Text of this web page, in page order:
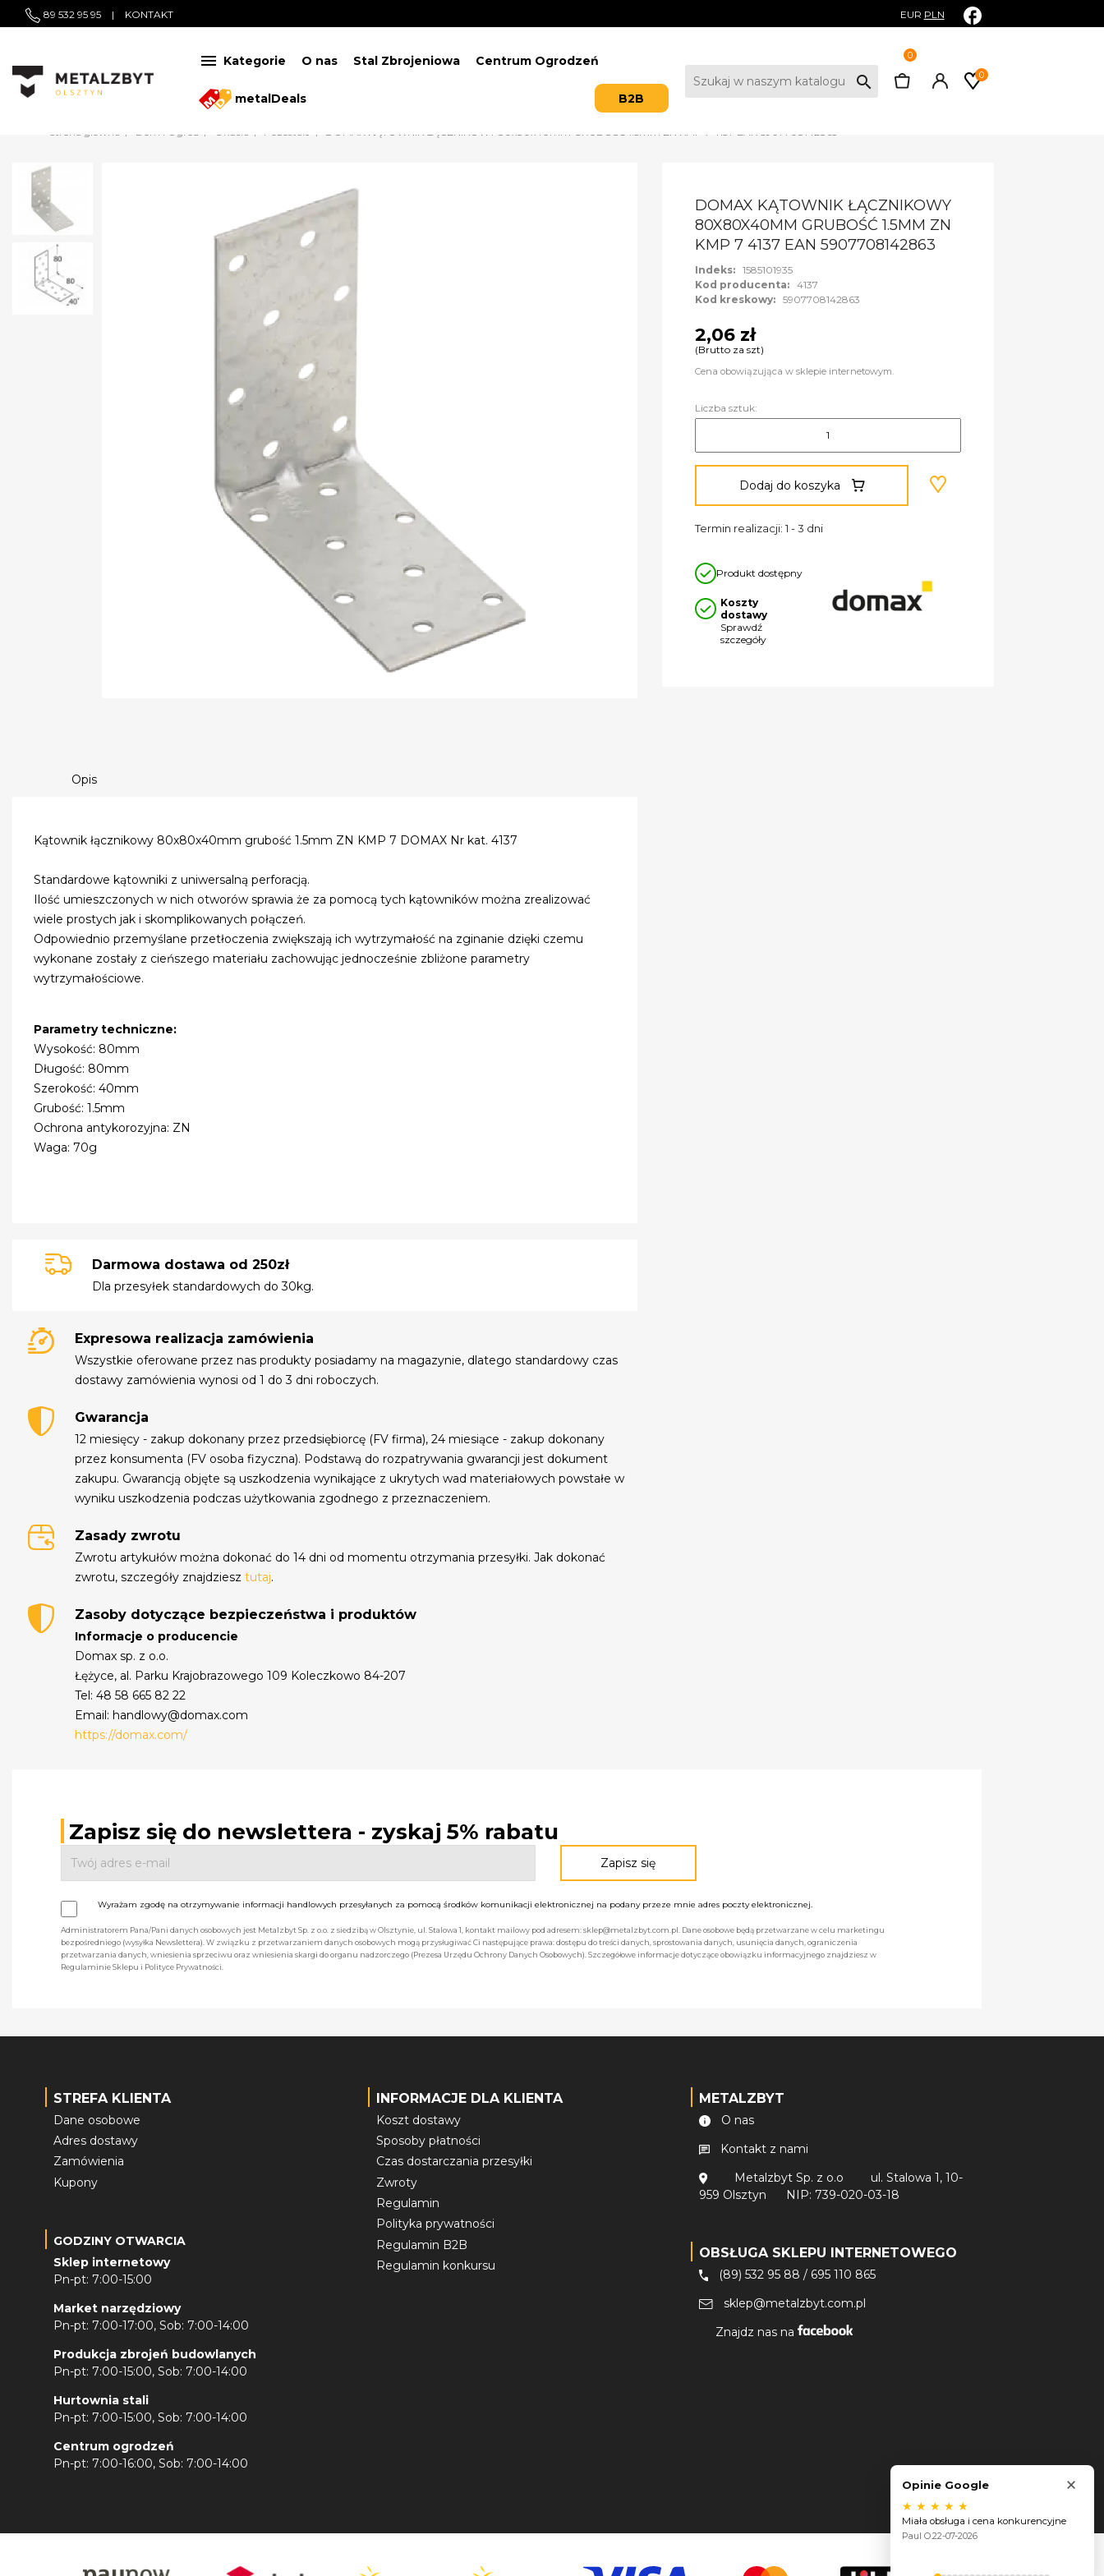
89 532 95 95 | KONTAKT EUR PLN
 Kategorie O nas Stal Zbrojeniowa Centrum Ogrodzeń
metalDeals B2B
0
0
search
Opis
Kątownik łącznikowy 80x80x40mm grubość 1.5mm ZN KMP 7 DOMAX Nr kat. 4137
Standardowe kątowniki z uniwersalną perforacją.
Ilość umieszczonych w nich otworów sprawia że za pomocą tych kątowników można zrealizować
wiele prostych jak i skomplikowanych połączeń.
Odpowiednio przemyślane przetłoczenia zwiększają ich wytrzymałość na zginanie dzięki czemu
wykonane zostały z cieńszego materiału zachowując jednocześnie zbliżone parametry
wytrzymałościowe.
Parametry techniczne:
Wysokość: 80mm
Długość: 80mm
Szerokość: 40mm
Grubość: 1.5mm
Ochrona antykorozyjna: ZN
Waga: 70g
Darmowa dostawa od 250zł
Dla przesyłek standardowych do 30kg.
Expresowa realizacja zamówienia
Wszystkie oferowane przez nas produkty posiadamy na magazynie, dlatego standardowy czas
dostawy zamówienia wynosi od 1 do 3 dni roboczych.
Gwarancja
12 miesięcy - zakup dokonany przez przedsiębiorcę (FV firma), 24 miesiące - zakup dokonany
przez konsumenta (FV osoba fizyczna). Podstawą do rozpatrywania gwarancji jest dokument
zakupu. Gwarancją objęte są uszkodzenia wynikające z ukrytych wad materiałowych powstałe w
wyniku uszkodzenia podczas użytkowania zgodnego z przeznaczeniem.
Zasady zwrotu
Zwrotu artykułów można dokonać do 14 dni od momentu otrzymania przesyłki. Jak dokonać
zwrotu, szczegóły znajdziesztutaj.
Zasoby dotyczące bezpieczeństwa i produktów
Informacje o producencie
Domax sp. z o.o.
Łężyce, al. Parku Krajobrazowego 109 Koleczkowo 84-207
Tel: 48 58 665 82 22
Email: handlowy@domax.com
https://domax.com/
DOMAX KĄTOWNIK ŁĄCZNIKOWY
80X80X40MM GRUBOŚĆ 1.5MM ZN
KMP 7 4137 EAN 5907708142863
Indeks: 1585101935
Kod producenta: 4137
Kod kreskowy: 5907708142863
2,06 zł
(Brutto za szt)
Cena obowiązująca w sklepie internetowym.
Liczba sztuk:
Dodaj do koszyka
Termin realizacji: 1 - 3 dni
Produkt dostępny
Koszty
dostawy
Sprawdź
szczegóły
Zapisz się do newslettera - zyskaj 5% rabatu
Wyrażam zgodę na otrzymywanie informacji handlowych przesyłanych za pomocą środków komunikacji elektronicznej na podany przeze mnie adres poczty elektronicznej.
Administratorem Pana/Pani danych osobowych jest Metalzbyt Sp. z o.o. z siedzibą w Olsztynie, ul. Stalowa 1, kontakt mailowy pod adresem: sklep@metalzbyt.com.pl. Dane osobowe będą przetwarzane w celu marketingu
bezpośredniego (wysyłka Newslettera). W związku z przetwarzaniem danych osobowych mogą przysługiwać Ci następujące prawa: dostępu do treści danych, sprostowania danych, usunięcia danych, ograniczenia
przetwarzania danych, wniesienia sprzeciwu oraz wniesienia skargi do organu nadzorczego (Prezesa Urzędu Ochrony Danych Osobowych). Szczegółowe informacje dotyczące obowiązku informacyjnego znajdziesz w
Regulaminie Sklepu i Polityce Prywatności.
STREFA KLIENTA
Dane osobowe
Adres dostawy
Zamówienia
Kupony
GODZINY OTWARCIA
Sklep internetowy
Pn-pt: 7:00-15:00
Market narzędziowy
Pn-pt: 7:00-17:00, Sob: 7:00-14:00
Produkcja zbrojeń budowlanych
Pn-pt: 7:00-15:00, Sob: 7:00-14:00
Hurtownia stali
Pn-pt: 7:00-15:00, Sob: 7:00-14:00
Centrum ogrodzeń
Pn-pt: 7:00-16:00, Sob: 7:00-14:00
INFORMACJE DLA KLIENTA
Koszt dostawy
Sposoby płatności
Czas dostarczania przesyłki
Zwroty
Regulamin
Polityka prywatności
Regulamin B2B
Regulamin konkursu
METALZBYT
O nas
Kontakt z nami
Metalzbyt Sp. z o.o
ul. Stalowa 1, 10-
959 Olsztyn
NIP: 739-020-03-18
OBSŁUGA SKLEPU INTERNETOWEGO
(89) 532 95 88 / 695 110 865
sklep@metalzbyt.com.pl
Znajdz nas na
Opinie Google ×
★ ★ ★ ★ ★
Miała obsługa i cena konkurencyjne
Paul O.22-07-2026